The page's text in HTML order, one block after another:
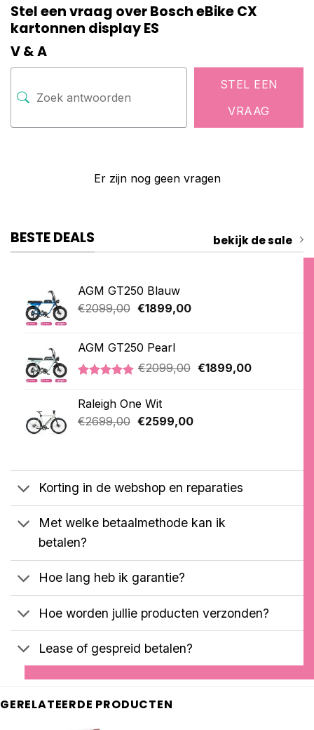
Stel een vraag over Bosch eBike CX
kartonnen display ES
V & A
STEL EEN
VRAAG
Er zijn nog geen vragen
BESTE DEALS bekijk de sale
AGM GT250 Blauw
€2099,00 Oorspronkelijke
€2099,00.
€1899,00Huidige
AGM GT250 Pearl
5.00 op 5
gebaseerd
op
klantbeoordelingen
€2099,00 Oorspronkelijke
€1899,00Huidige
Raleigh One Wit
€2699,00 Oorspronkelijke
€2599,00Huidige
Korting in de webshop en reparaties
Met welke betaalmethode kan ik
betalen?
Hoe lang heb ik garantie?
Hoe worden jullie producten verzonden?
Lease of gespreid betalen?
GERELATEERDE PRODUCTEN